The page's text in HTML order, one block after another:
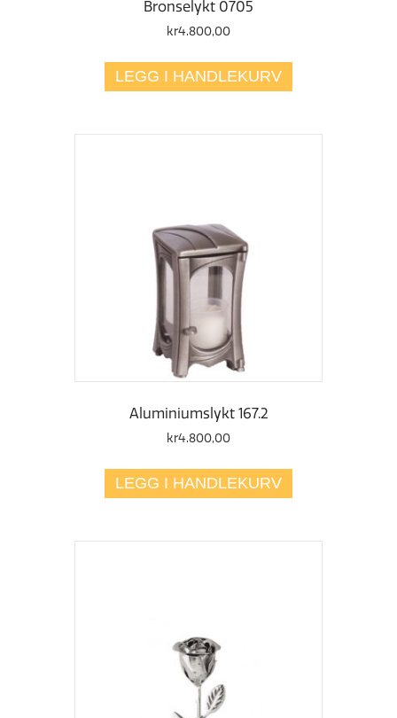
Bronselykt 0705
kr4.800,00
LEGG I HANDLEKURV
Aluminiumslykt 167.2
kr4.800,00
LEGG I HANDLEKURV